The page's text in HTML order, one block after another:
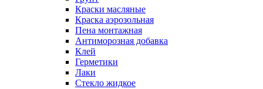
Краски масляные
Краска аэрозольная
Пена монтажная
Антиморозная добавка
Клей
Герметики
Лаки
Стекло жидкое